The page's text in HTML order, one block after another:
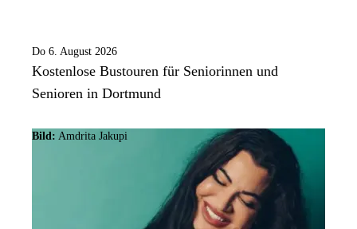
Do 6. August 2026
Kostenlose Bustouren für Seniorinnen und
Senioren in Dortmund
Bild: Amdrita Jakupi